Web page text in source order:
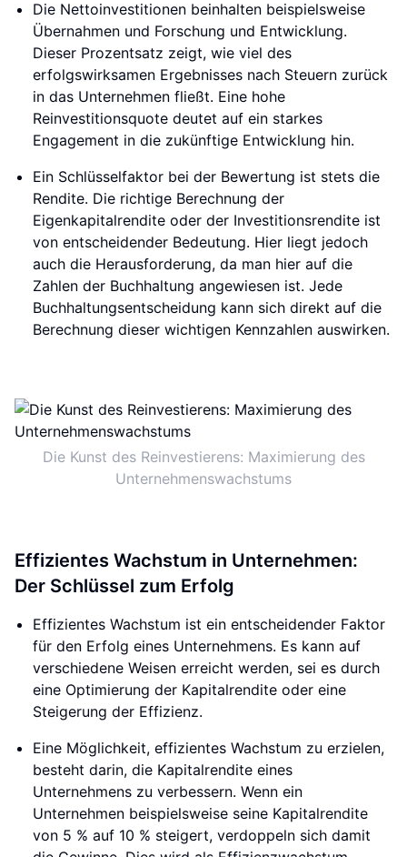
Die Nettoinvestitionen beinhalten beispielsweise
Übernahmen und Forschung und Entwicklung.
Dieser Prozentsatz zeigt, wie viel des
erfolgswirksamen Ergebnisses nach Steuern zurück
in das Unternehmen fließt. Eine hohe
Reinvestitionsquote deutet auf ein starkes
Engagement in die zukünftige Entwicklung hin.
Ein Schlüsselfaktor bei der Bewertung ist stets die
Rendite. Die richtige Berechnung der
Eigenkapitalrendite oder der Investitionsrendite ist
von entscheidender Bedeutung. Hier liegt jedoch
auch die Herausforderung, da man hier auf die
Zahlen der Buchhaltung angewiesen ist. Jede
Buchhaltungsentscheidung kann sich direkt auf die
Berechnung dieser wichtigen Kennzahlen auswirken.
Die Kunst des Reinvestierens: Maximierung des
Unternehmenswachstums
Effizientes Wachstum in Unternehmen:
Der Schlüssel zum Erfolg
Effizientes Wachstum ist ein entscheidender Faktor
für den Erfolg eines Unternehmens. Es kann auf
verschiedene Weisen erreicht werden, sei es durch
eine Optimierung der Kapitalrendite oder eine
Steigerung der Effizienz.
Eine Möglichkeit, effizientes Wachstum zu erzielen,
besteht darin, die Kapitalrendite eines
Unternehmens zu verbessern. Wenn ein
Unternehmen beispielsweise seine Kapitalrendite
von 5 % auf 10 % steigert, verdoppeln sich damit